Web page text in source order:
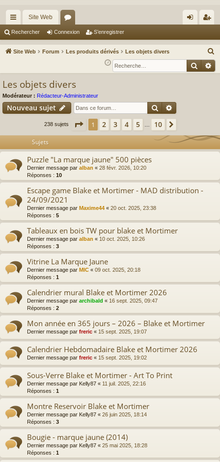
cc
ès
Site Web
or
u ne
xi
nr
eg
Rechercher Connexion S’enregistrer
Site Web Forum Les produits dérivés Les objets divers
e
c
e
r
Les objets divers
Modérateur : Rédacteur-Administrateur
Nouveau sujet Rechercher
238 sujets Page 1sur 10
1 2 3 4 5 10
Sujets
Puzzle "La marque jaune" 500 pièces
Dernier message par alban « 28 févr. 2026, 10:20
Réponses : 10
Escape game Blake et Mortimer - MAD distribution -
24/09/2021
Dernier message par Maxime44 « 20 oct. 2025, 23:38
Réponses : 5
Tableaux en bois TW pour blake et Mortimer
Dernier message par alban « 10 oct. 2025, 10:26
Réponses : 3
Vitrine La Marque Jaune
Dernier message par MIC « 09 oct. 2025, 20:18
Réponses : 1
Calendrier mural Blake et Mortimer 2026
Dernier message par archibald « 16 sept. 2025, 09:47
Réponses : 2
Mon année en 365 jours – 2026 – Blake et Mortimer
Dernier message par freric « 15 sept. 2025, 19:07
Calendrier Hebdomadaire Blake et Mortimer 2026
Dernier message par freric « 15 sept. 2025, 19:02
Sous-Verre Blake et Mortimer - Art To Print
Dernier message par Kelly87 « 11 juil. 2025, 22:16
Réponses : 1
Montre Reservoir Blake et Mortimer
Dernier message par Kelly87 « 26 juin 2025, 18:14
Réponses : 3
Bougie - marque jaune (2014)
Dernier message par Kelly87 « 25 mai 2025, 18:28
Réponses : 1